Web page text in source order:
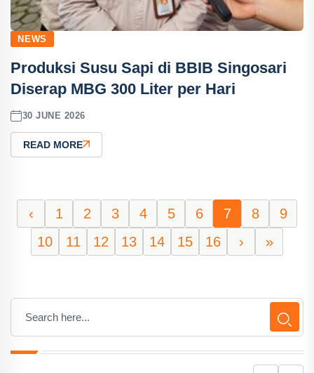
NEWS
Produksi Susu Sapi di BBIB Singosari
Diserap MBG 300 Liter per Hari
30 JUNE 2026
READ MORE
‹ 1 2 3 4 5 6 7 8
9
10
11 12 13 14 15 16 › »